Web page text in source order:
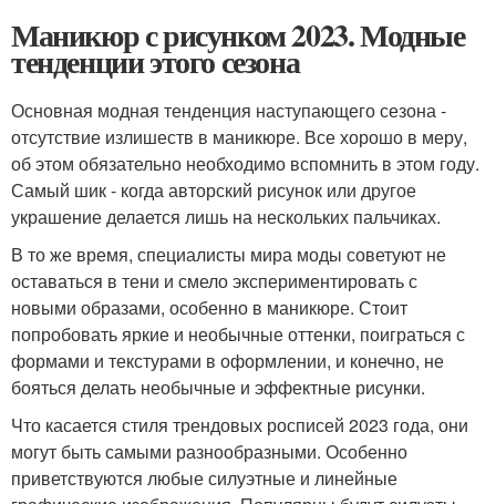
Маникюр с рисунком 2023. Модные
тенденции этого сезона
Основная модная тенденция наступающего сезона -
отсутствие излишеств в маникюре. Все хорошо в меру,
об этом обязательно необходимо вспомнить в этом году.
Самый шик - когда авторский рисунок или другое
украшение делается лишь на нескольких пальчиках.
В то же время, специалисты мира моды советуют не
оставаться в тени и смело экспериментировать с
новыми образами, особенно в маникюре. Стоит
попробовать яркие и необычные оттенки, поиграться с
формами и текстурами в оформлении, и конечно, не
бояться делать необычные и эффектные рисунки.
Что касается стиля трендовых росписей 2023 года, они
могут быть самыми разнообразными. Особенно
приветствуются любые силуэтные и линейные